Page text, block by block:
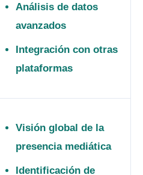
Análisis de datos
avanzados
Integración con otras
plataformas
Visión global de la
presencia mediática
Identificación de